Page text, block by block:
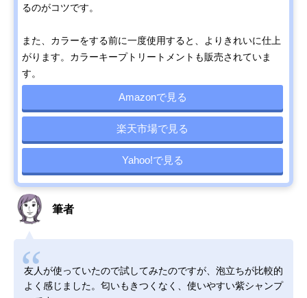
るのがコツです。
また、カラーをする前に一度使用すると、よりきれいに仕上
がります。カラーキープトリートメントも販売されていま
す。
Amazonで見る
楽天市場で見る
Yahoo!で見る
筆者
友人が使っていたので試してみたのですが、泡立ちが比較的
よく感じました。匂いもきつくなく、使いやすい紫シャンプ